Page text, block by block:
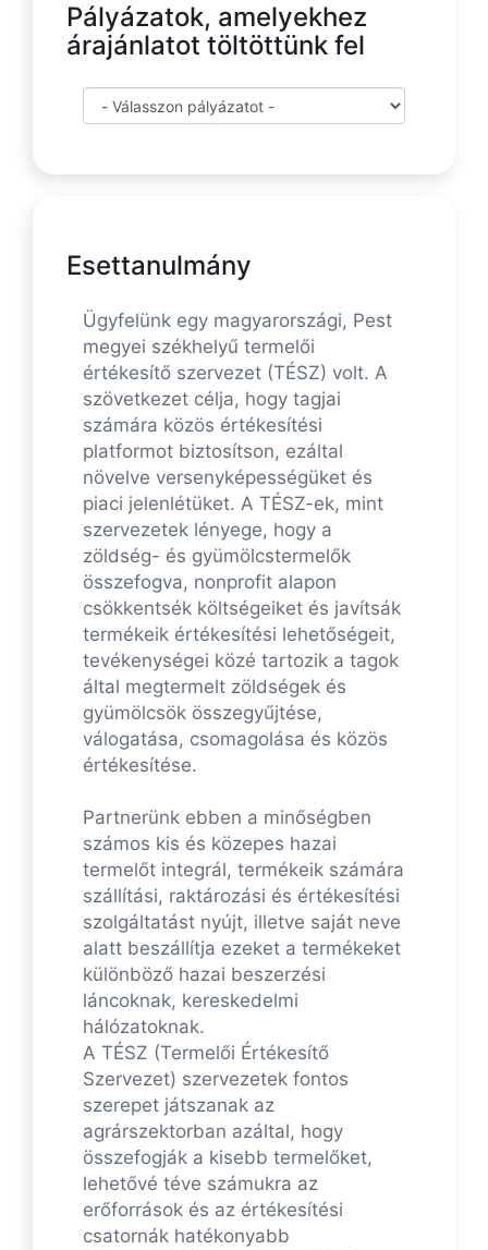
Pályázatok, amelyekhez
árajánlatot töltöttünk fel
Esettanulmány
Ügyfelünk egy magyarországi, Pest
megyei székhelyű termelői
értékesítő szervezet (TÉSZ) volt. A
szövetkezet célja, hogy tagjai
számára közös értékesítési
platformot biztosítson, ezáltal
növelve versenyképességüket és
piaci jelenlétüket. A TÉSZ-ek, mint
szervezetek lényege, hogy a
zöldség- és gyümölcstermelők
összefogva, nonprofit alapon
csökkentsék költségeiket és javítsák
termékeik értékesítési lehetőségeit,
tevékenységei közé tartozik a tagok
által megtermelt zöldségek és
gyümölcsök összegyűjtése,
válogatása, csomagolása és közös
értékesítése.
Partnerünk ebben a minőségben
számos kis és közepes hazai
termelőt integrál, termékeik számára
szállítási, raktározási és értékesítési
szolgáltatást nyújt, illetve saját neve
alatt beszállítja ezeket a termékeket
különböző hazai beszerzési
láncoknak, kereskedelmi
hálózatoknak.
A TÉSZ (Termelői Értékesítő
Szervezet) szervezetek fontos
szerepet játszanak az
agrárszektorban azáltal, hogy
összefogják a kisebb termelőket,
lehetővé téve számukra az
erőforrások és az értékesítési
csatornák hatékonyabb